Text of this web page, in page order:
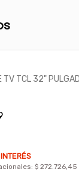
TV TCL 32"
$ 272.726,45